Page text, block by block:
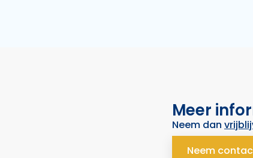
Meer
Neem dan
Neem